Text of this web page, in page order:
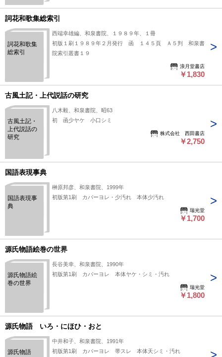
詞花和歌集総索引
詞花和歌集
総索引
西端幸雄編、和泉書院、１９８９年、１冊
初版１刷１９８９年２月発行 函 １４５頁 Ａ５判 和泉書
院索引叢書１９
浪月堂書店
￥1,830
古風土記・上代説話の研究
古風土記・
上代説話の
研究
八木毅、和泉書院、昭63
初 函少ヤケ 小口シミ
株式会社 西田書店
￥2,750
国語表現事典
国語表現事
典
榊原邦彦、和泉書院、1999年
初版第1刷 カバーヨレ・少汚れ 本体少汚れ
瑞光堂
￥1,700
源氏物語絵巻の世界
源氏物語絵
巻の世界
長谷美幸、和泉書院、1990年
初版第1刷 カバーヨレ 本体ヤケ・シミ・汚れ
瑞光堂
￥1,800
源氏物語 いろ・にほひ・おと
源氏物語
中井和子、和泉書院、1991年
初版第1刷 カバーヨレ 帯スレ 本体天シミ・汚れ